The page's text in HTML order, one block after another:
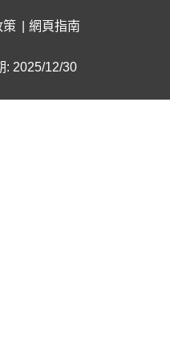
策 網頁指南
: 2025/12/30